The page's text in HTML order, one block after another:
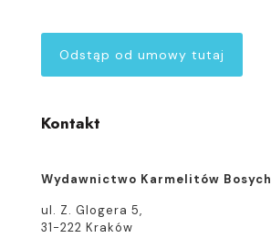
Odstąp od umowy tutaj
Kontakt
Wydawnictwo Karmelitów Bosych
ul. Z. Glogera 5,
31-222 Kraków